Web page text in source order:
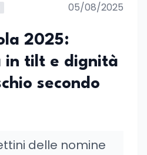
05/08/2025
2025:
tilt e dignità
secondo
delle nomine